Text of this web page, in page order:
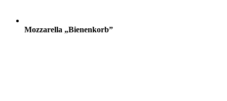
Mozzarella „Bienenkorb”